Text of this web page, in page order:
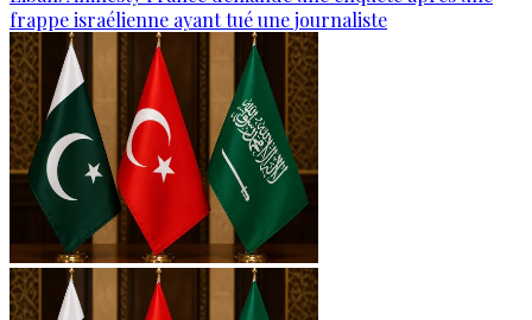
frappe israélienne ayant tué une journaliste